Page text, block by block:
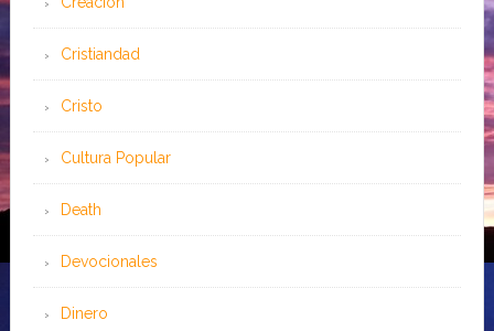
Cristiandad
Cristo
Cultura Popular
Death
Devocionales
Dinero